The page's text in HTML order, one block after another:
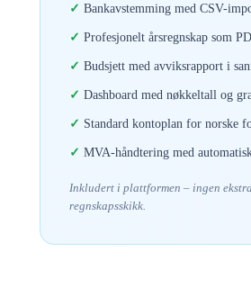
Bankavstemming med CSV-
Profesjonelt årsregnskap som
Budsjett med avviksrapport i
Dashboard med nøkkeltall og
Standard kontoplan for norske
MVA-håndtering med
Inkludert i plattformen – ingen
regnskapsskikk.